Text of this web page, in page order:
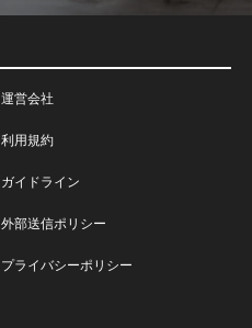
運営会社
利用規約
ガイドライン
外部送信ポリシー
プライバシーポリシー